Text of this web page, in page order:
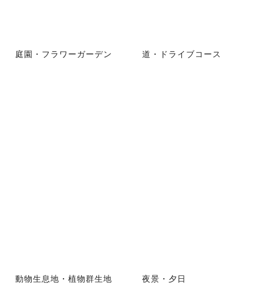
庭園・フラワーガーデン 道・ドライブコース
動物生息地・植物群生地 夜景・夕日